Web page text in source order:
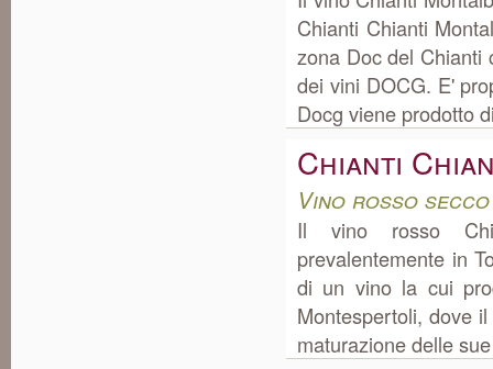
Chianti Chianti
zona Doc del Chianti
dei vini DOCG. E'
Docg viene prodotto
Chianti
Vino rosso
Il vino rosso
prevalentemente in
di un vino la cui
Montespertoli, dove
maturazione delle